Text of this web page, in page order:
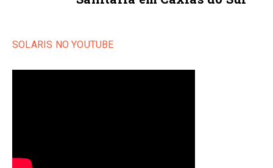
SOLARIS NO YOUTUBE